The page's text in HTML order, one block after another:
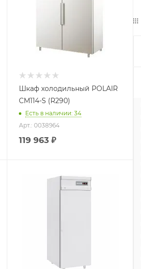
Шкаф холодильный POLAIR
CM114-S (R290)
Есть в наличии: 34
Арт.: 0038964
119 963 ₽